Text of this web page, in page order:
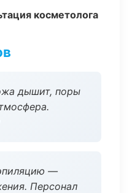
косметолога
дышит, поры
—
Персонал